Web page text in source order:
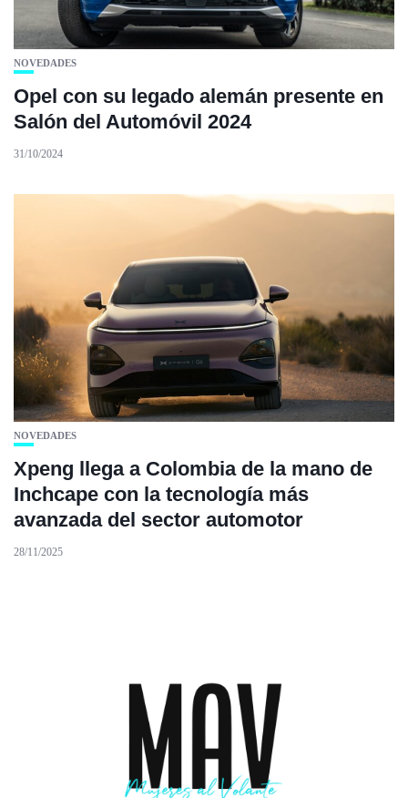
NOVEDADES
Opel con su legado alemán presente en
Salón del Automóvil 2024
31/10/2024
NOVEDADES
Xpeng llega a Colombia de la mano de
Inchcape con la tecnología más
avanzada del sector automotor
28/11/2025